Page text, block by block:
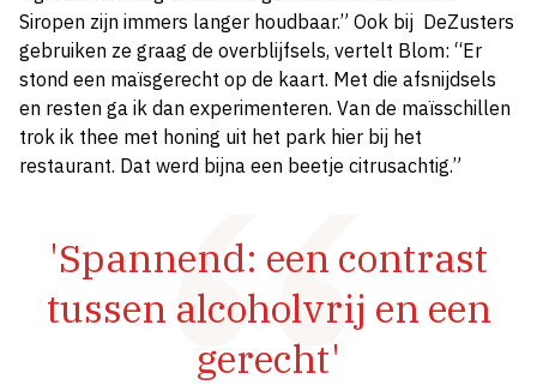
Siropen zijn immers langer houdbaar.” Ook bij DeZusters
gebruiken ze graag de overblijfsels, vertelt Blom: “Er
stond een maïsgerecht op de kaart. Met die afsnijdsels
en resten ga ik dan experimenteren. Van de maïsschillen
trok ik thee met honing uit het park hier bij het
restaurant. Dat werd bijna een beetje citrusachtig.”
'Spannend: een contrast
tussen alcoholvrij en een
gerecht'